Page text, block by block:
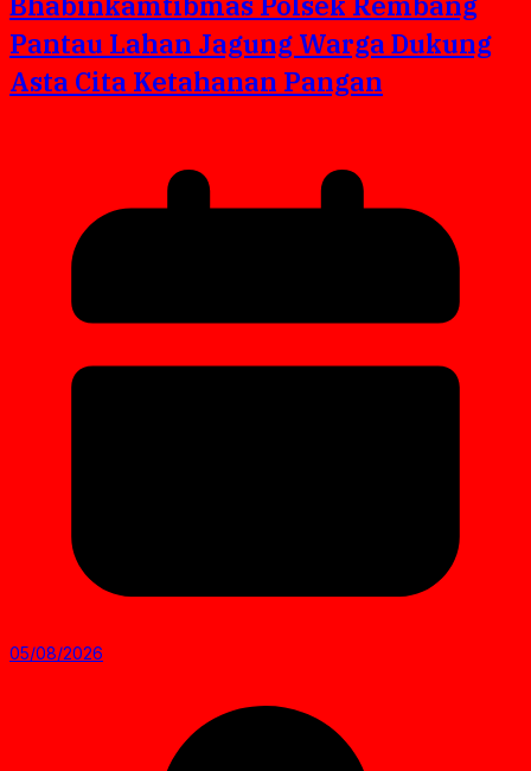
Pantau Lahan Jagung Warga Dukung
Asta Cita Ketahanan Pangan
05/08/2026